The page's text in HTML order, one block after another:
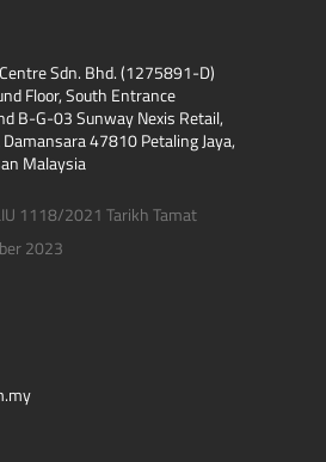
Sdn. Bhd. (1275891-D)
Floor, South Entrance
B-G-03 Sunway Nexis Retail,
Damansara 47810 Petaling Jaya,
Malaysia
1118/2021 Tarikh Tamat
2023